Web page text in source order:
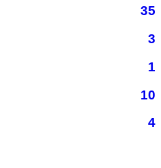
35
3
1
10
4